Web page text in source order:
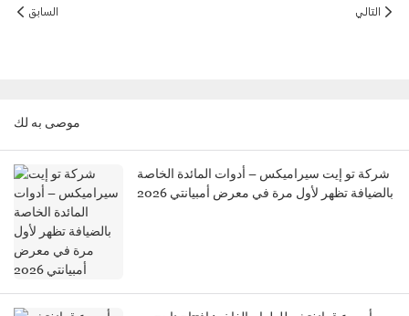
السابق التالي
موصى به لك
شركة تو إيت سيراميكس – أدوات المائدة الخاصة
بالضيافة تظهر لأول مرة في معرض أمبيانتي 2026